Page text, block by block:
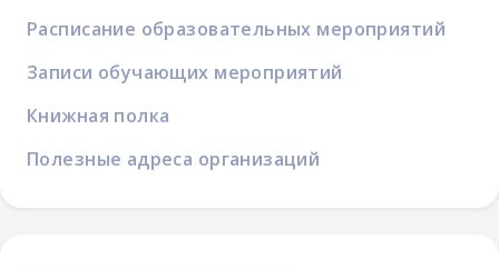
Расписание образовательных мероприятий
Записи обучающих мероприятий
Книжная полка
Полезные адреса организаций